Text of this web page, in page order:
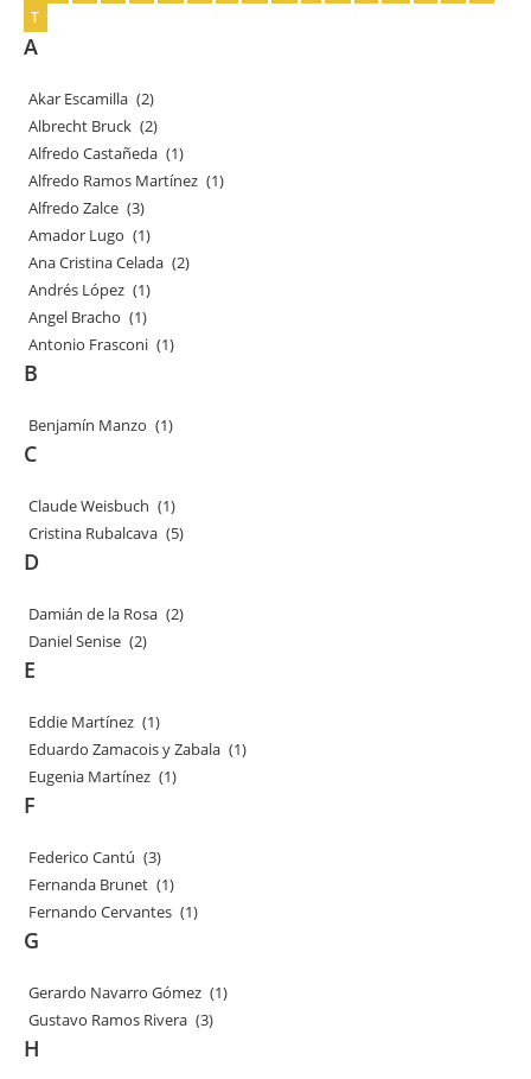
T
A
Akar Escamilla (2)
Albrecht Bruck (2)
Alfredo Castañeda (1)
Alfredo Ramos Martínez (1)
Alfredo Zalce (3)
Amador Lugo (1)
Ana Cristina Celada (2)
Andrés López (1)
Angel Bracho (1)
Antonio Frasconi (1)
B
Benjamín Manzo (1)
C
Claude Weisbuch (1)
Cristina Rubalcava (5)
D
Damián de la Rosa (2)
Daniel Senise (2)
E
Eddie Martínez (1)
Eduardo Zamacois y Zabala (1)
Eugenia Martínez (1)
F
Federico Cantú (3)
Fernanda Brunet (1)
Fernando Cervantes (1)
G
Gerardo Navarro Gómez (1)
Gustavo Ramos Rivera (3)
H